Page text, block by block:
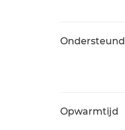
Opwarmtijd